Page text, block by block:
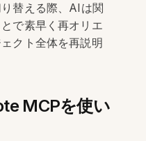
替える際、AIは関
で素早く再オリエ
クト全体を再説明
MCPを使い